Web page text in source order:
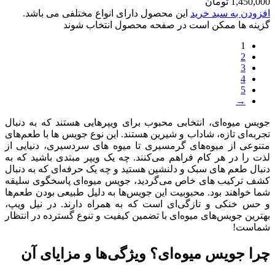
افزودن به سبد خرید این محصول دارای انواع مختلفی می باشد.
گزینه ها ممکن است در صفحه محصول انتخاب شوند
1
2
3
4
5
→
جویس‌ میوه‌ای، انتخابی محبوب برای ویپرهایی هستند که به دنبال
تجربه‌ای تازه، شاداب و شیرین هستند. این نوع جویس‌ ها با طعم‌های
متنوعی از میوه‌های گرمسیری تا میوه‌ های سردسیری، دنیایی از
لذت را در هر کام فراهم می‌کنند. چه یک ویپر مبتدی باشید که به
دنبال طعم‌ های سبک و دلنشین هستید و چه یک حرفه‌ای که به دنبال
کشف ترکیب‌ های خاص می‌گردید، جویس‌ میوه‌ای پاسخگوی سلیقه
شما خواهند بود. محبوبیت این جویس‌ها به دلیل طبیعی بودن طعم‌ها
و حس خنکی و تازگی‌ای است که به همراه دارند. در نیل ویپ،
بهترین جویس‌های میوه‌ای با تضمین کیفیت و تنوع گسترده در انتظار
شماست!
چرا جویس میوه‌ای؟ ویژگی‌ها و مزایای آن